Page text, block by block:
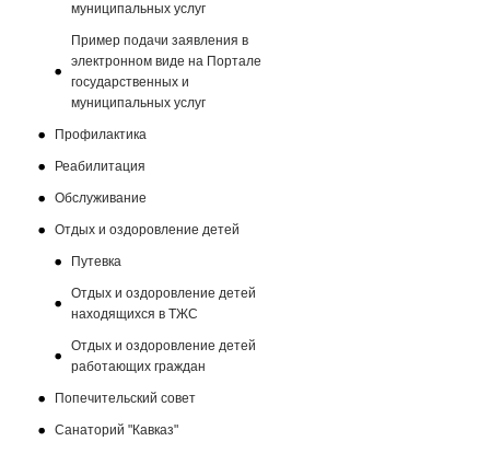
муниципальных услуг
Пример подачи заявления в
электронном виде на Портале
государственных и
муниципальных услуг
Профилактика
Реабилитация
Обслуживание
Отдых и оздоровление детей
Путевка
Отдых и оздоровление детей
находящихся в ТЖС
Отдых и оздоровление детей
работающих граждан
Попечительский совет
Санаторий "Кавказ"